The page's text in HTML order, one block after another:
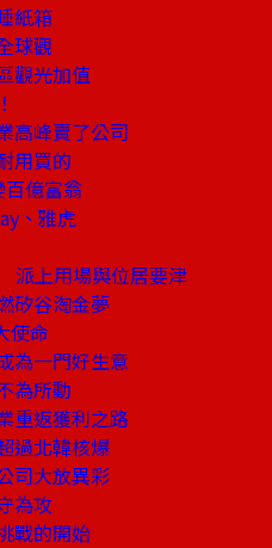
紙箱
球觀
觀光加值
高峰賣了公司
用買的
億富翁
、雅虎
派上用場與位居要津
矽谷淘金夢
使命
為一門好生意
為所動
重返獲利之路
過北韓核爆
司大放異彩
為攻
戰的開始